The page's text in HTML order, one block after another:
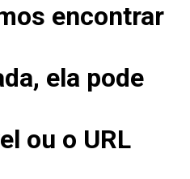
encontrar
ela pode
ou o URL